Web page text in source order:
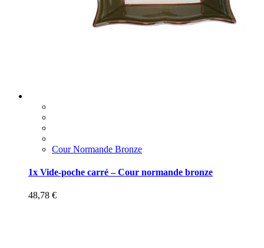
Cour Normande Bronze
1x Vide-poche carré – Cour normande bronze
48,78 €